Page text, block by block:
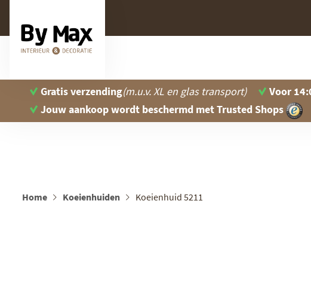
Gratis verzending(m.u.v. XL en glas transport) Voor
Jouw aankoop wordt beschermd met Trusted Shops
Home Koeienhuiden Koeienhuid 5211